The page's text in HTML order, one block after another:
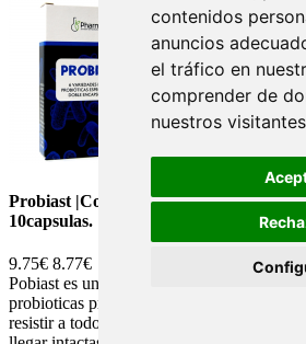
contenidos
anuncios
el tráfico en
comprender de
nuestros
Probiast |Complemento Alimenticio con
10capsulas.
9.75€ 8.77€
Pobiast es un complemento alimenticio con
probioticas protegidas con doble
resistir a todos los cambios a lo largo del